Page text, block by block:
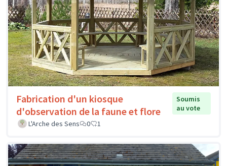
Fabrication d'un kiosque
d'observation de la faune et flore
Soumis
au vote
L'Arche des Sens
0 1